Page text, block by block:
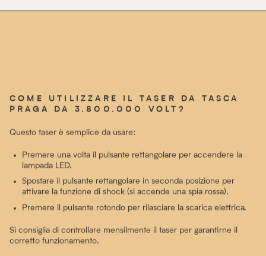
COME UTILIZZARE IL TASER DA TASCA
PRAGA DA 3.800.000 VOLT?
Questo taser è semplice da usare:
Premere una volta il pulsante rettangolare per accendere la
lampada LED.
Spostare il pulsante rettangolare in seconda posizione per
attivare la funzione di shock (si accende una spia rossa).
Premere il pulsante rotondo per rilasciare la scarica elettrica.
Si consiglia di controllare mensilmente il taser per garantirne il
corretto funzionamento.